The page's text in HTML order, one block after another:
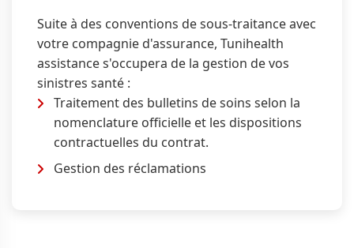
Suite à des conventions de sous-traitance avec
votre compagnie d'assurance, Tunihealth
assistance s'occupera de la gestion de vos
sinistres santé :
Traitement des bulletins de soins selon la
nomenclature officielle et les dispositions
contractuelles du contrat.
Gestion des réclamations